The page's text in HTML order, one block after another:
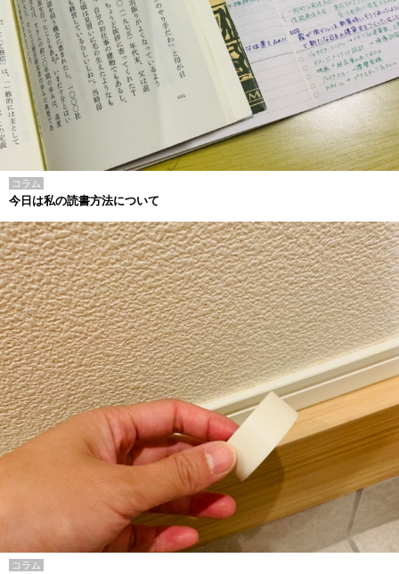
コラム
今日は私の読書方法について
コラム